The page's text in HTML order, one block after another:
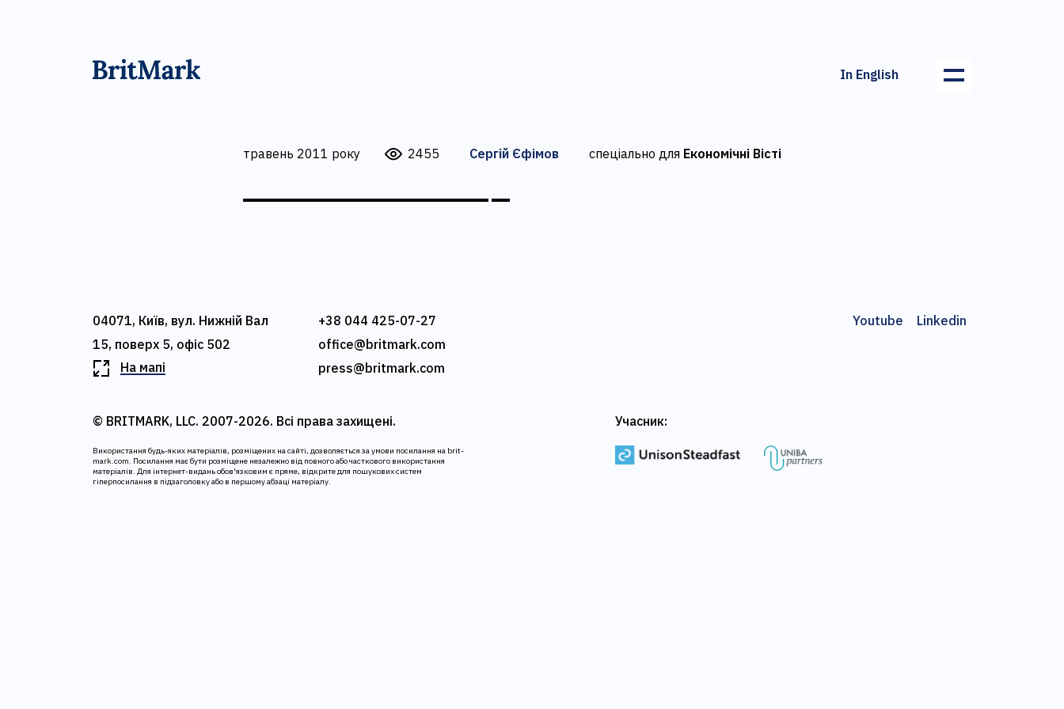
In English
травень 2011 року 2455 Сергій Єфімов спеціально для Економічні Вісті
04071, Київ, вул. Нижній Вал
15, поверх 5, офіс 502
+38 044 425-07-27
office@britmark.com
press@britmark.com
Youtube Linkedin
На мапі
© BRITMARK, LLC. 2007-2026. Всі права захищені.
Використання будь-яких матеріалів, розміщених на сайті, дозволяється за умови посилання на brit-
mark.com. Посилання має бути розміщене незалежно від повного або часткового використання
матеріалів. Для інтернет-видань обов'язковим є пряме, відкрите для пошукових систем
гіперпосилання в підзаголовку або в першому абзаці матеріалу.
Учасник: